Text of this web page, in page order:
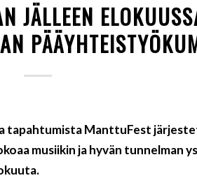
JÄLLEEN
tapahtumista ManttuFest
musiikin ja hyvän tunnelman